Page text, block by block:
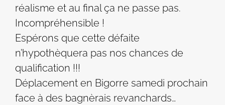
réalisme et au final ça ne passe pas.
Incompréhensible !
Espérons que cette défaite
n’hypothèquera pas nos chances de
qualification !!!
Déplacement en Bigorre samedi prochain
face à des bagnèrais revanchards…